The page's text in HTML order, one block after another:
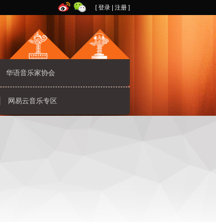
[登录 注册 ]
华语音乐家协会
网易云音乐专区